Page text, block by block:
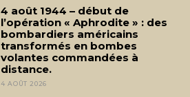
4 août 1944 – début de
l’opération « Aphrodite » : des
bombardiers américains
transformés en bombes
volantes commandées à
distance.
4 AOÛT 2026